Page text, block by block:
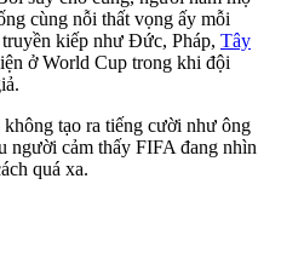
cùng nỗi thất vọng ấy mỗi
kiếp như Đức, Pháp, Tây
ở World Cup trong khi đội
tạo ra tiếng cười như ông
người cảm thấy FIFA đang nhìn
quá xa.